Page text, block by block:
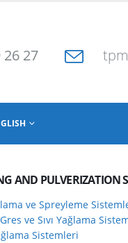
26 27
AND PULVERIZATION
ve Spreyleme
ve Sıvı Yağlama
Sistemleri